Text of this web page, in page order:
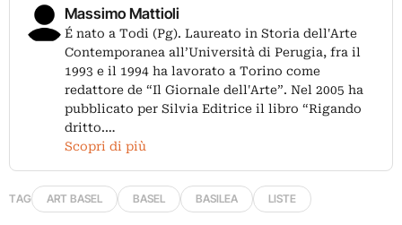
Massimo Mattioli
É nato a Todi (Pg). Laureato in Storia dell'Arte
Contemporanea all’Università di Perugia, fra il
1993 e il 1994 ha lavorato a Torino come
redattore de “Il Giornale dell'Arte”. Nel 2005 ha
pubblicato per Silvia Editrice il libro “Rigando
dritto.…
Scopri di più
TAG ART BASEL BASEL BASILEA LISTE